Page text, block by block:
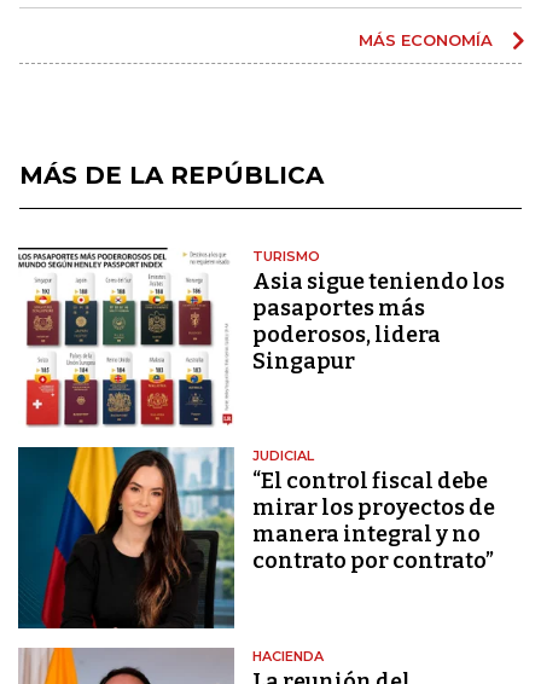
MÁS ECONOMÍA
MÁS DE LA REPÚBLICA
TURISMO
Asia sigue teniendo los
pasaportes más
poderosos, lidera
Singapur
JUDICIAL
“El control fiscal debe
mirar los proyectos de
manera integral y no
contrato por contrato”
HACIENDA